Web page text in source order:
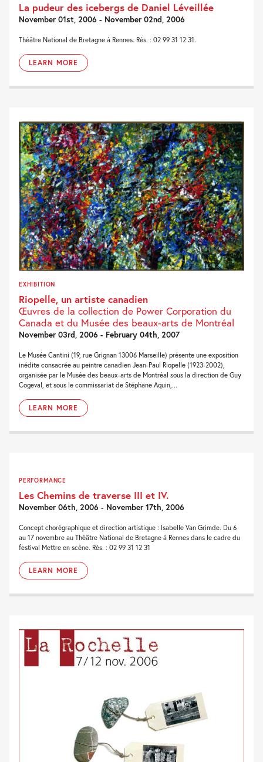
La pudeur des icebergs de Daniel Léveillée
November 01st, 2006 - November 02nd, 2006
Théâtre National de Bretagne à Rennes. Rés. : 02 99 31 12 31.
LEARN MORE
EXHIBITION
Riopelle, un artiste canadien
Œuvres de la collection de Power Corporation du
Canada et du Musée des beaux-arts de Montréal
November 03rd, 2006 - February 04th, 2007
Le Musée Cantini (19, rue Grignan 13006 Marseille) présente une exposition
inédite consacrée au peintre canadien Jean-Paul Riopelle (1923-2002),
organisée par le Musée des beaux-arts de Montréal sous la direction de Guy
Cogeval, et sous le commissariat de Stéphane Aquin,...
LEARN MORE
PERFORMANCE
Les Chemins de traverse III et IV.
November 06th, 2006 - November 17th, 2006
Concept chorégraphique et direction artistique : Isabelle Van Grimde. Du 6
au 17 novembre au Théâtre National de Bretagne à Rennes dans le cadre du
festival Mettre en scène. Rés. : 02 99 31 12 31
LEARN MORE